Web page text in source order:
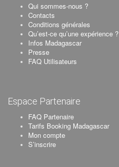
Qui sommes-nous ?
Contacts
Conditions générales
Qu’est-ce qu’une expérience ?
Infos Madagascar
Presse
FAQ Utilisateurs
Espace Partenaire
FAQ Partenaire
Tarifs Booking Madagascar
Mon compte
S’inscrire